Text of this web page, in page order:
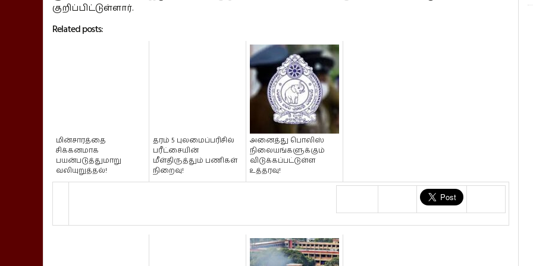
குறிப்பிட்டுள்ளார்.
Related posts:
மின்சாரத்தை
சிக்கனமாக
பயன்படுத்துமாறு
வலியுறுத்தல்!
தரம் 5 புலமைப்பரிசில்
பரீட்சையின்
மீள்திருத்தும் பணிகள்
நிறைவு!
அனைத்து பொலிஸ்
நிலையங்களுக்கும்
விடுக்கப்பட்டுள்ள
உத்தரவு!